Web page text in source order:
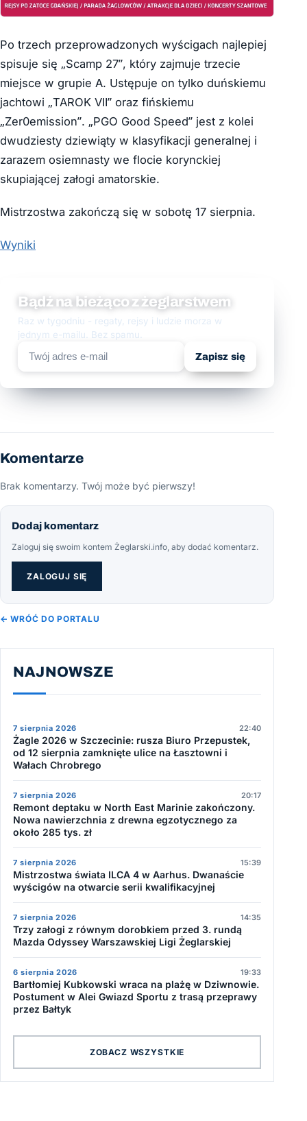
Po trzech przeprowadzonych wyścigach najlepiej
spisuje się „Scamp 27”, który zajmuje trzecie
miejsce w grupie A. Ustępuje on tylko duńskiemu
jachtowi „TAROK VII” oraz fińskiemu
„Zer0emission”. „PGO Good Speed” jest z kolei
dwudziesty dziewiąty w klasyfikacji generalnej i
zarazem osiemnasty we flocie korynckiej
skupiającej załogi amatorskie.
Mistrzostwa zakończą się w sobotę 17 sierpnia.
Wyniki
Bądź na bieżąco z żeglarstwem
Raz w tygodniu - regaty, rejsy i ludzie morza w
jednym e-mailu. Bez spamu.
Zapisz się
Komentarze
Brak komentarzy. Twój może być pierwszy!
Dodaj komentarz
Zaloguj się swoim kontem Żeglarski.info, aby dodać komentarz.
ZALOGUJ SIĘ
← WRÓĆ DO PORTALU
NAJNOWSZE
7 sierpnia 2026 22:40
Żagle 2026 w Szczecinie: rusza Biuro Przepustek,
od 12 sierpnia zamknięte ulice na Łasztowni i
Wałach Chrobrego
7 sierpnia 2026 20:17
Remont deptaku w North East Marinie zakończony.
Nowa nawierzchnia z drewna egzotycznego za
około 285 tys. zł
7 sierpnia 2026 15:39
Mistrzostwa świata ILCA 4 w Aarhus. Dwanaście
wyścigów na otwarcie serii kwalifikacyjnej
7 sierpnia 2026 14:35
Trzy załogi z równym dorobkiem przed 3. rundą
Mazda Odyssey Warszawskiej Ligi Żeglarskiej
6 sierpnia 2026 19:33
Bartłomiej Kubkowski wraca na plażę w Dziwnowie.
Postument w Alei Gwiazd Sportu z trasą przeprawy
przez Bałtyk
ZOBACZ WSZYSTKIE